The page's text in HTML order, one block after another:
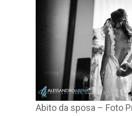
Abito da sposa – Foto